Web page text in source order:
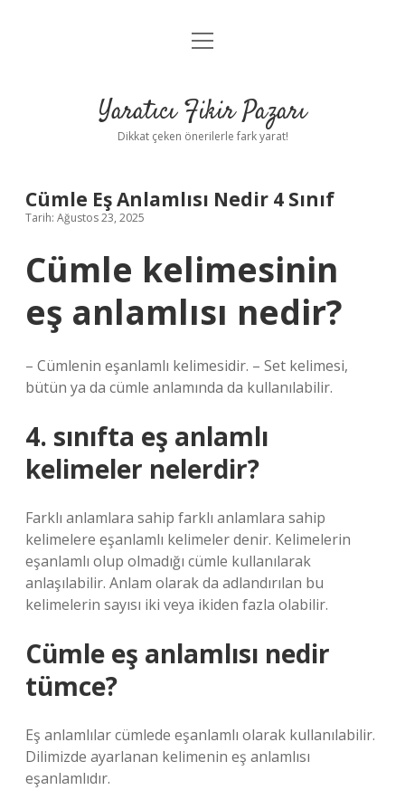
Anasayfa
Yasal Uyarı
menüyü
Yaratıcı Fikir Pazarı
Dikkat çeken önerilerle fark yarat!
Cümle Eş Anlamlısı Nedir 4 Sınıf
Tarih: Ağustos 23, 2025
Cümle kelimesinin
eş anlamlısı nedir?
– Cümlenin eşanlamlı kelimesidir. – Set kelimesi,
bütün ya da cümle anlamında da kullanılabilir.
4. sınıfta eş anlamlı
kelimeler nelerdir?
Farklı anlamlara sahip farklı anlamlara sahip
kelimelere eşanlamlı kelimeler denir. Kelimelerin
eşanlamlı olup olmadığı cümle kullanılarak
anlaşılabilir. Anlam olarak da adlandırılan bu
kelimelerin sayısı iki veya ikiden fazla olabilir.
Cümle eş anlamlısı nedir
tümce?
Eş anlamlılar cümlede eşanlamlı olarak kullanılabilir.
Dilimizde ayarlanan kelimenin eş anlamlısı
eşanlamlıdır.